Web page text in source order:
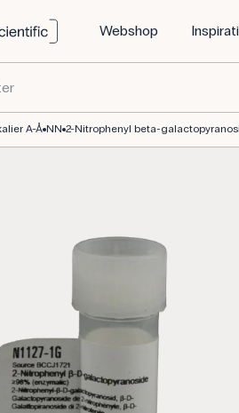
Webshop
1 g til biokemi
A-Å NN 2-Nitrophenyl beta-